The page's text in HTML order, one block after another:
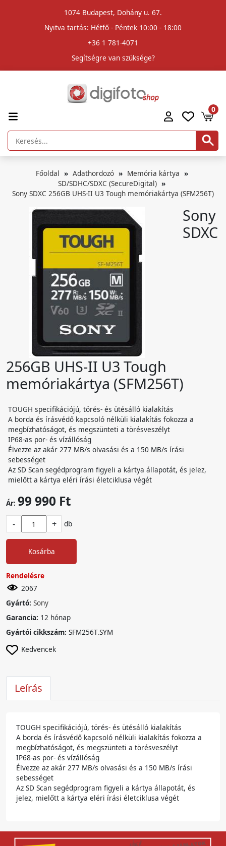
1074 Budapest, Dohány u. 67.
Nyitva tartás: Hétfő - Péntek 10:00 - 18:00
+36 1 781-4071
Segítségre van szüksége?
0
Főoldal Adathordozó
Memória kártya
SD/SDHC/SDXC (SecureDigital)
Sony SDXC 256GB UHS-II U3 Tough memóriakártya (SFM256T)
Sony
SDXC
256GB UHS-II U3 Tough
memóriakártya (SFM256T)
TOUGH specifikációjú, törés- és ütésálló kialakítás
A borda és írásvédő kapcsoló nélküli kialakítás fokozza a
megbízhatóságot, és megszünteti a törésveszélyt
IP68-as por- és vízállóság
Élvezze az akár 277 MB/s olvasási és a 150 MB/s írási
sebességet
Az SD Scan segédprogram figyeli a kártya állapotát, és jelez,
mielőtt a kártya eléri írási életciklusa végét
Ár: 99 990 Ft
- + db
Kosárba
Rendelésre
2067
Gyártó: Sony
Garancia: 12 hónap
Gyártói cikkszám: SFM256T.SYM
Kedvencek
Leírás
TOUGH specifikációjú, törés- és ütésálló kialakítás
A borda és írásvédő kapcsoló nélküli kialakítás fokozza a
megbízhatóságot, és megszünteti a törésveszélyt
IP68-as por- és vízállóság
Élvezze az akár 277 MB/s olvasási és a 150 MB/s írási
sebességet
Az SD Scan segédprogram figyeli a kártya állapotát, és
jelez, mielőtt a kártya eléri írási életciklusa végét